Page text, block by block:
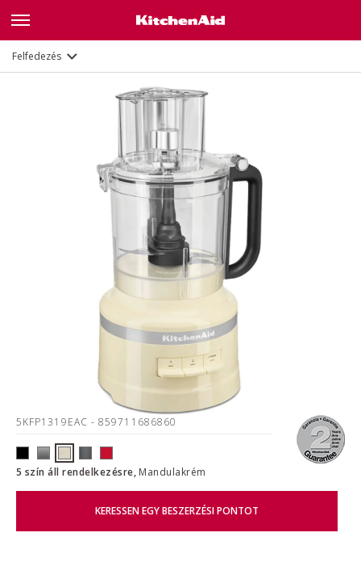
Felfedezés
5KFP1319EAC - 859711686860
5 szín áll rendelkezésre, Mandulakrém
KERESSEN EGY BESZERZÉSI PONTOT